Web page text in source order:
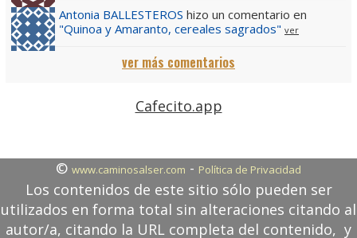
Antonia BALLESTEROS hizo un comentario en
"Quinoa y Amaranto, cereales sagrados" ver
ver más comentarios
Cafecito.app
© www.caminosalser.com - Política de Privacidad
Los contenidos de este sitio sólo pueden ser
utilizados en forma total sin alteraciones citando al
autor/a, citando la URL completa del contenido, y